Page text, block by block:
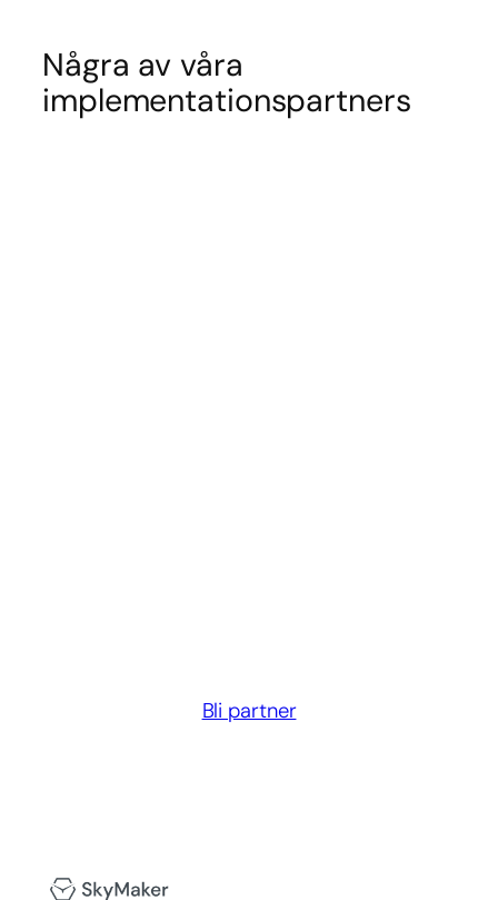
Några av våra
implementationspartners
Bli partner